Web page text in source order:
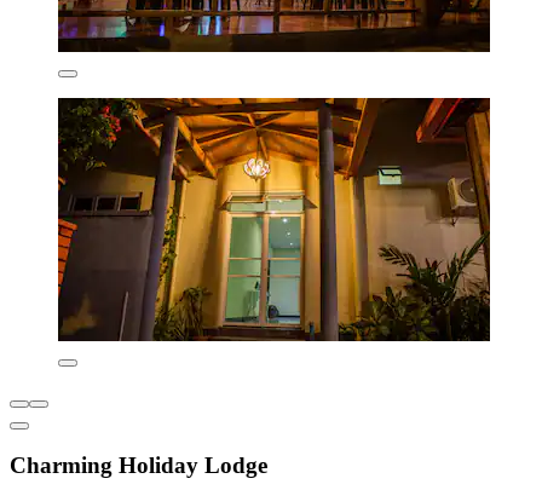
Charming Holiday Lodge